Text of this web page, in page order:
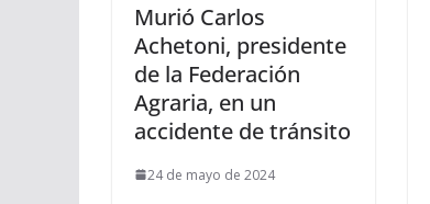
Murió Carlos
Achetoni, presidente
de la Federación
Agraria, en un
accidente de tránsito
24 de mayo de 2024